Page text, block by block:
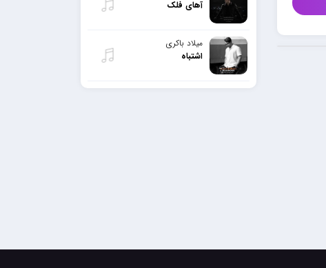
آهای فلک
میلاد باکری
اشتباه